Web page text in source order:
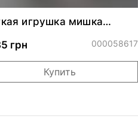
игрушка мишка
грн
000058617
Купить